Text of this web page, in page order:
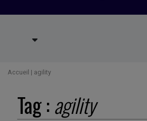
Accueil | agility
Tag :agility